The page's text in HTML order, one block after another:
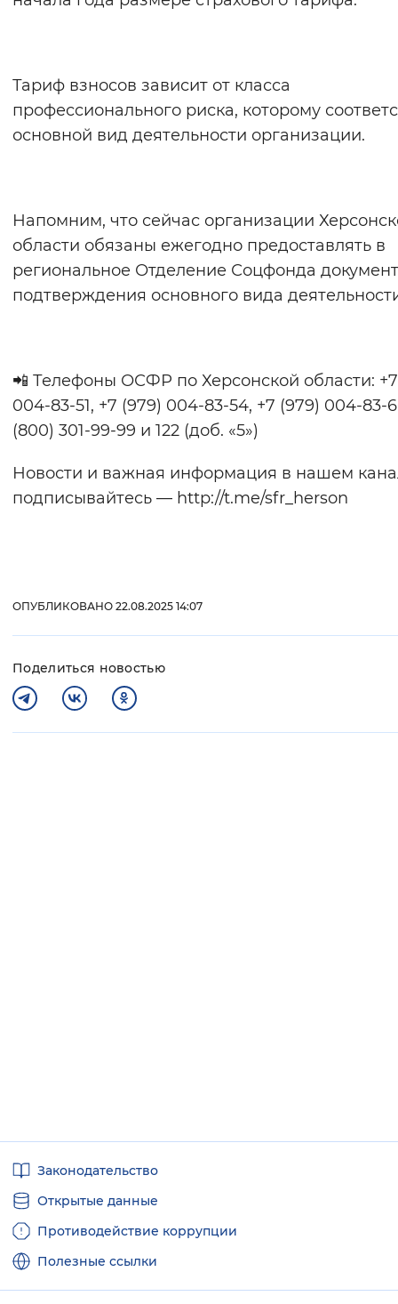
Тариф взносов зависит от класса
профессионального риска, которому
основной вид деятельности организации.
Напомним, что сейчас организации
области обязаны ежегодно предоставлять в
региональное Отделение Соцфонда
подтверждения основного вида
📲 Телефоны ОСФР по Херсонской области:
004-83-51, +7 (979) 004-83-54, +7 (979) 004-83-
(800) 301-99-99 и 122 (доб. «5»)
Новости и важная информация в нашем
подписывайтесь — http://t.me/sfr_herson
ОПУБЛИКОВАНО 22.08.2025 14:07
Поделиться новостью
ссылкиЗаконодательство
Открытые данные
Противодействие коррупции
Полезные ссылки